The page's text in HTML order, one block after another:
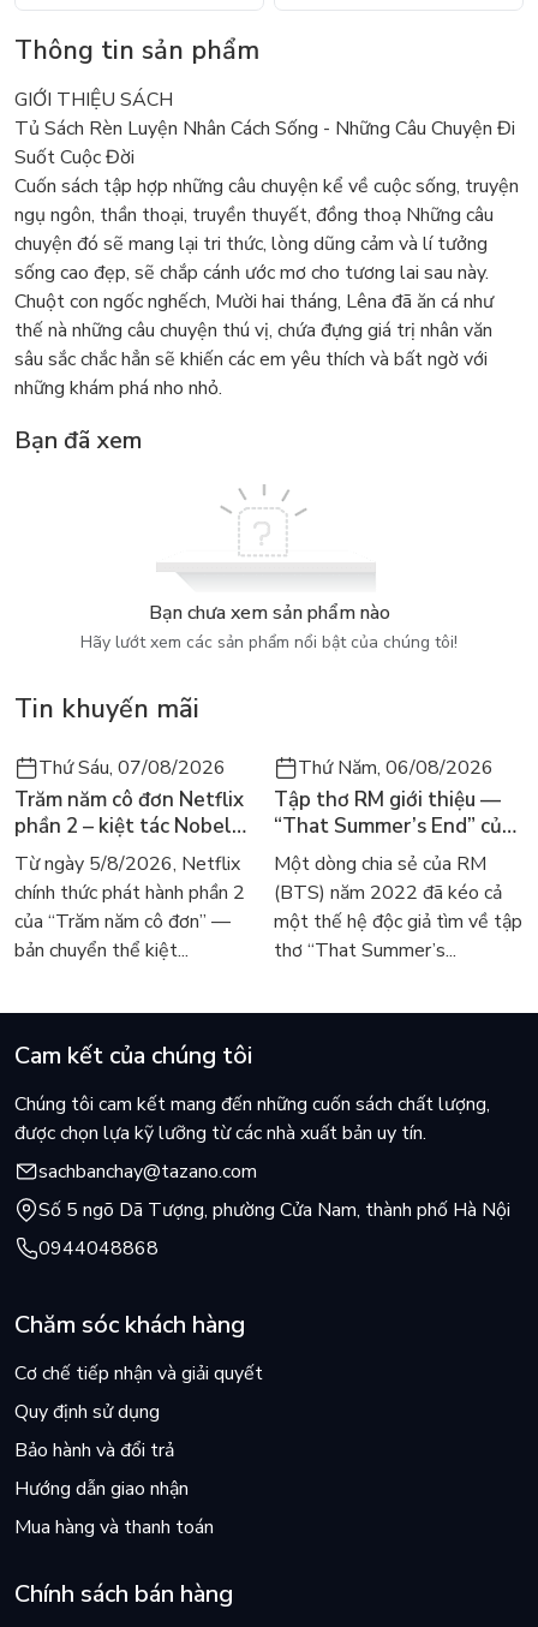
Thông tin sản phẩm
GIỚI THIỆU SÁCH
Tủ Sách Rèn Luyện Nhân Cách Sống - Những Câu Chuyện Đi
Suốt Cuộc Đời
Cuốn sách tập hợp những câu chuyện kể về cuộc sống, truyện
ngụ ngôn, thần thoại, truyền thuyết, đồng thoạ Những câu
chuyện đó sẽ mang lại tri thức, lòng dũng cảm và lí tưởng
sống cao đẹp, sẽ chắp cánh ước mơ cho tương lai sau này.
Chuột con ngốc nghếch, Mười hai tháng, Lêna đã ăn cá như
thế nà những câu chuyện thú vị, chứa đựng giá trị nhân văn
sâu sắc chắc hẳn sẽ khiến các em yêu thích và bất ngờ với
những khám phá nho nhỏ.
Bạn đã xem
Bạn chưa xem sản phẩm nào
Hãy lướt xem các sản phẩm nổi bật của chúng tôi!
Tin khuyến mãi
Thứ Sáu, 07/08/2026
Trăm năm cô đơn Netflix
phần 2 – kiệt tác Nobel
trở lại màn ảnh, dòng
người tìm đọc lại García
Márquez
Từ ngày 5/8/2026, Netflix
chính thức phát hành phần 2
của “Trăm năm cô đơn” —
bản chuyển thể kiệt...
Thứ Năm, 06/08/2026
Tập thơ RM giới thiệu —
“That Summer’s End” của
Lee Seong-bok ra mắt bản
tiếng Anh sau 4 năm gây
sốt
Một dòng chia sẻ của RM
(BTS) năm 2022 đã kéo cả
một thế hệ độc giả tìm về tập
thơ “That Summer’s...
Cam kết của chúng tôi
Chúng tôi cam kết mang đến những cuốn sách chất lượng,
được chọn lựa kỹ lưỡng từ các nhà xuất bản uy tín.
sachbanchay@tazano.com
Số 5 ngõ Dã Tượng, phường Cửa Nam, thành phố Hà Nội
0944048868
Chăm sóc khách hàng
Cơ chế tiếp nhận và giải quyết
Quy định sử dụng
Bảo hành và đổi trả
Hướng dẫn giao nhận
Mua hàng và thanh toán
Chính sách bán hàng